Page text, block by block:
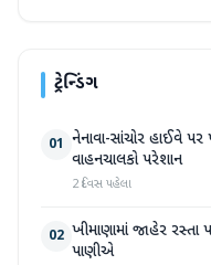
ટ્રેન્ડિંગ
01 નેનાવા-સાંચોર હાઈવે પર
વાહનચાલકો પરેશાન
2 દિવસ પહેલા
02 ખીમાણામાં જાહેર રસ્તા
પાણીએ